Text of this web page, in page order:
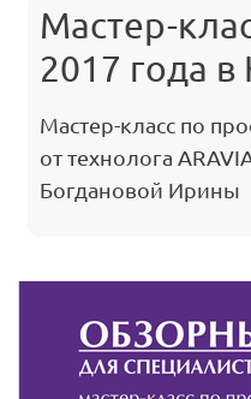
Мастер-
2017 года
Мастер-класс по
от технолога
Богдановой Ирины